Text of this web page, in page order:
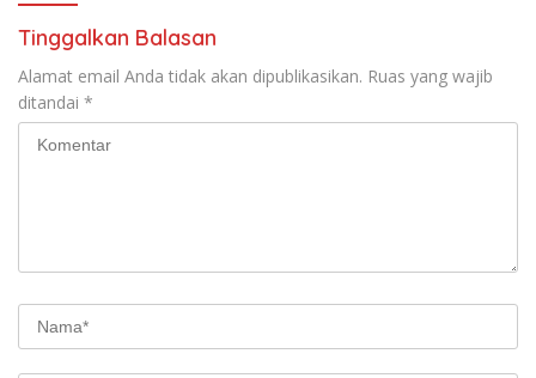
Tinggalkan Balasan
Alamat email Anda tidak akan dipublikasikan. Ruas yang wajib
ditandai *